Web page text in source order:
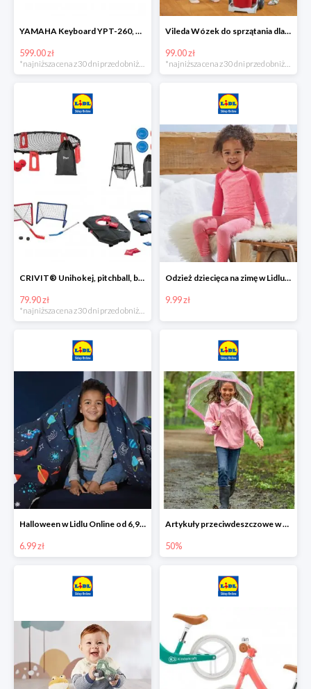
YAMAHA Keyboard YPT-260, 61 klawiszy
599.00 zł
*najniższa cena z 30 dni przed obniżką
Vileda Wózek do sprzątania dla dzieci
99.00 zł
*najniższa cena z 30 dni przed obniżką
CRIVIT® Unihokej, pitchball, bean bag lub disc golf
79.90 zł
Odzież dziecięca na zimę w Lidlu Online od 9,99 zł
9.99 zł
Halloween w Lidlu Online od 6,99 zł
6.99 zł
Artykuły przeciwdeszczowe w Lodilu Online do -50%
50%